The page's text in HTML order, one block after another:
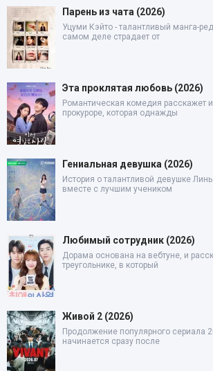
Парень из чата (2026)
Уцуми Кэйто - талантливый манга-
самом деле страдает от
Эта проклятая любовь (2026)
Романтическая комедия расскажет
прокуроре, которая однажды
Гениальная девушка (2026)
История о талантливой девушке
вместе с лучшим учеником
Любимый сотрудник (2026)
Дорама основана на вебтуне, и
треугольнике, в который
Живой 2 (2026)
Продолжение популярного сериала
начинается сразу после